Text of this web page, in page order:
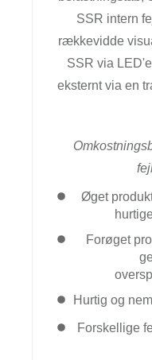
SSR intern
rækkevidde
SSR via
eksternt via en
Øget
Forøget
Hurtig og
Forskellige